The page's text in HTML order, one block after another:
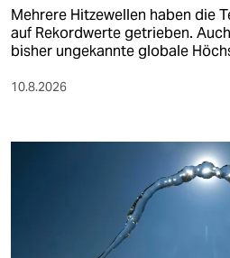
Mehrere Hitzewellen haben die
auf Rekordwerte getrieben.
bisher ungekannte globale
10.8.2026